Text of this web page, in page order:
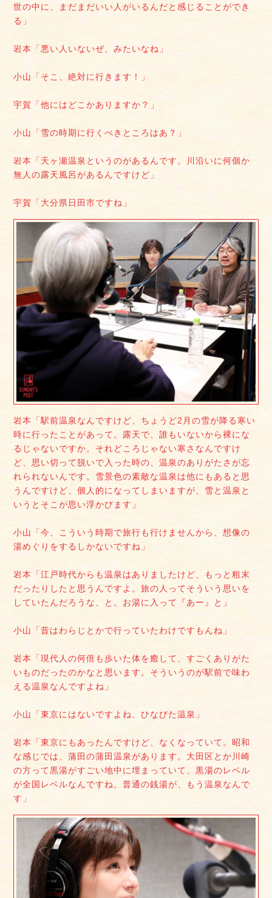
世の中に、まだまだいい人がいるんだと感じることができ
る」
岩本「悪い人いないぜ、みたいなね」
小山「そこ、絶対に行きます！」
宇賀「他にはどこかありますか？」
小山「雪の時期に行くべきところはあ？」
岩本「天ヶ瀬温泉というのがあるんです。川沿いに何個か
無人の露天風呂があるんですけど」
宇賀「大分県日田市ですね」
岩本「駅前温泉なんですけど、ちょうど2月の雪が降る寒い
時に行ったことがあって。露天で、誰もいないから裸にな
るじゃないですか。それどころじゃない寒さなんですけ
ど、思い切って脱いで入った時の、温泉のありがたさが忘
れられないんです。雪景色の素敵な温泉は他にもあると思
うんですけど、個人的になってしまいますが、雪と温泉と
いうとそこが思い浮かびます」
小山「今、こういう時期で旅行も行けませんから、想像の
湯めぐりをするしかないですね」
岩本「江戸時代からも温泉はありましたけど、もっと粗末
だったりしたと思うんですよ。旅の人ってそういう思いを
していたんだろうな、と。お湯に入って『あー』と」
小山「昔はわらじとかで行っていたわけですもんね」
岩本「現代人の何倍も歩いた体を癒して、すごくありがた
いものだったのかなと思います。そういうのが駅前で味わ
える温泉なんですよね」
小山「東京にはないですよね、ひなびた温泉」
岩本「東京にもあったんですけど、なくなっていて。昭和
な感じでは、蒲田の蒲田温泉があります。大田区とか川崎
の方って黒湯がすごい地中に埋まっていて、黒湯のレベル
が全国レベルなんですね。普通の銭湯が、もう温泉なんで
す」